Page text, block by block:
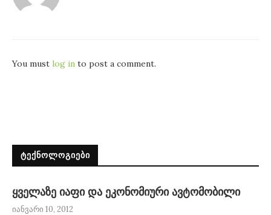
You must log in to post a comment.
ᲢᲔᲥᲜᲝᲚᲝᲒᲘᲔᲑᲘ
ყველაზე იაფი და ეკონომიური ავტომობილი
იანვარი 10, 2012